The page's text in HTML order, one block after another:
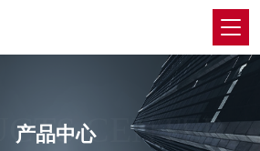
CENTER
产品中心